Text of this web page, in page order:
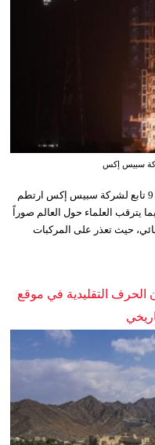
يُعتقد أن جزءاً ضخماً تائهاً من صاروخ فالكون 9 تابع لشركة سبيس إكس ارتطم
يترقب العلماء حول العالم صوراً
حيث تعذر على المركبات
الحرف التقليدية في موقع